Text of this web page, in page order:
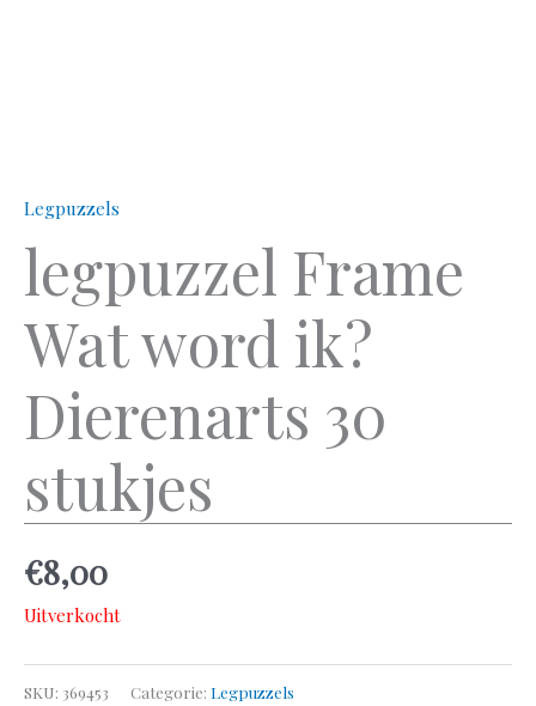
Legpuzzels
legpuzzel Frame
Wat word ik?
Dierenarts 30
stukjes
€8,00
Uitverkocht
SKU: 369453 Categorie: Legpuzzels